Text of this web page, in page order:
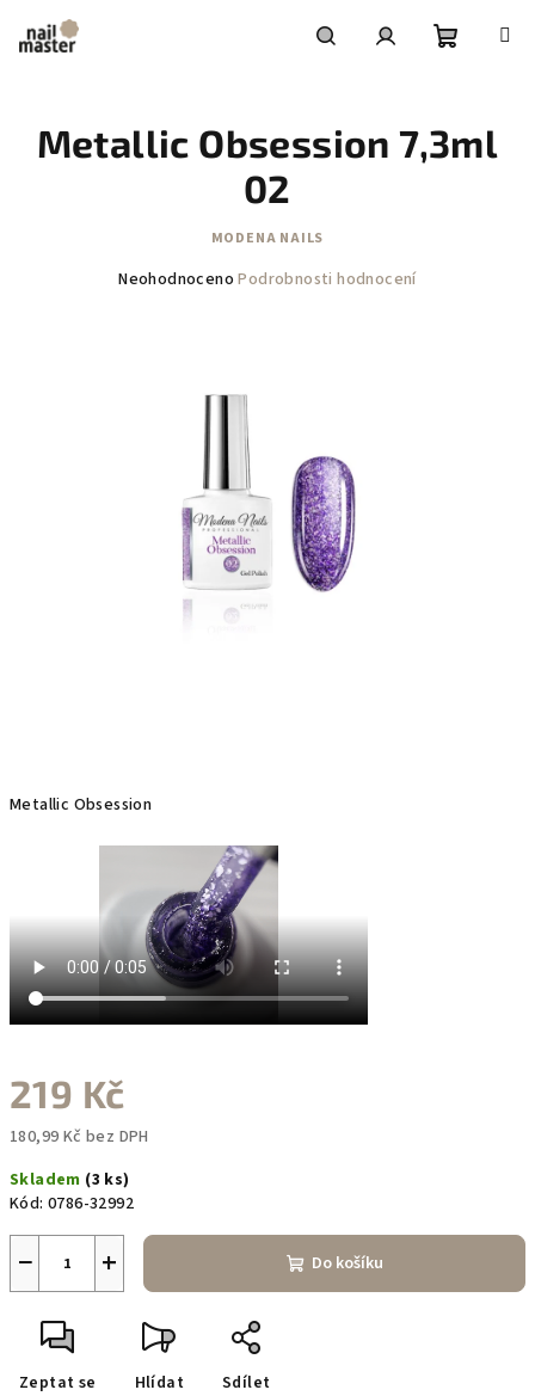
obsah
košík
Metallic Obsession
219 Kč
180,99 Kč bez DPH
cena:
Skladem (3 ks)
Kód: 0786-32992
+
− Do košíku
Zeptat se Hlídat Sdílet
Metallic Obsession 7,3ml
02
MODENA NAILS
Průměrné
Neohodnoceno Podrobnosti hodnocení